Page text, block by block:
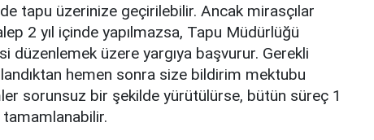
tapu üzerinize geçirilebilir. Ancak mirasçılar
2 yıl içinde yapılmazsa, Tapu Müdürlüğü
düzenlemek üzere yargıya başvurur. Gerekli
hemen sonra size bildirim mektubu
sorunsuz bir şekilde yürütülürse, bütün süreç 1